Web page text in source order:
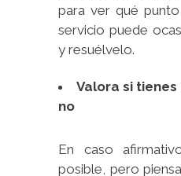
para ver qué
servicio puede
y resuélvelo.
Valora si
no
En caso
posible, pero